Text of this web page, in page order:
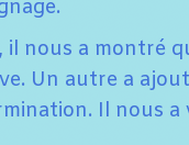
nous a montré
Un autre a
Il nous a